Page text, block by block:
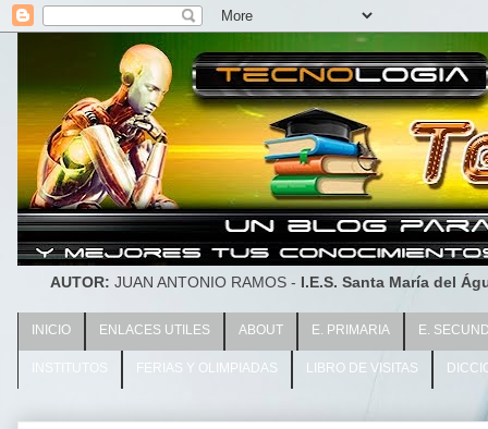
AUTOR: JUAN ANTONIO RAMOS - I.E.S. Santa María del
INICIO ENLACES UTILES ABOUT E. PRIMARIA E.
INSTITUTOS FERIAS Y OLIMPIADAS LIBRO DE VISITAS